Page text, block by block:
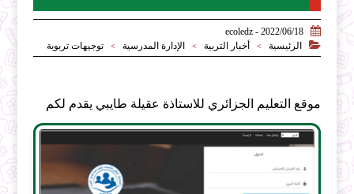

2022/06/18 - ecoledz

الرئيسية > أخبار التربية > الإدارة المدرسية > توجيهات تربوية
موقع التعليم الجزائري للاستاذة عقيلة طايبي يقدم لكم